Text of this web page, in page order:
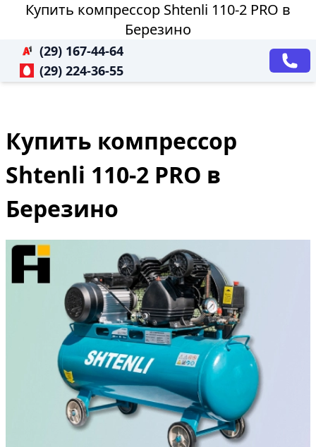
Купить компрессор Shtenli 110-2 PRO в
Березино
(29) 167-44-64
(29) 224-36-55
Купить компрессор
Shtenli 110-2 PRO в
Березино